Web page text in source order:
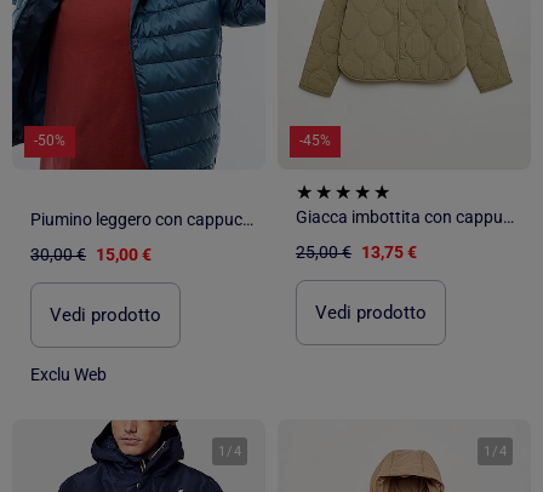
-50%
Piumino leggero con cappuccio
30,00 € 15,00 €
Vedi prodotto
Exclu Web
-45%
Giacca imbottita con cappuccio
25,00 € 13,75 €
Vedi prodotto
1 /4 1 /4